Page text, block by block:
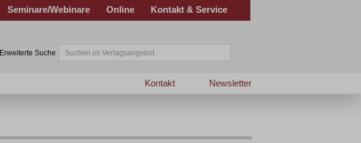
Seminare/Webinare Online Kontakt & Service
Erweiterte Suche
Newsletter
Kontakt